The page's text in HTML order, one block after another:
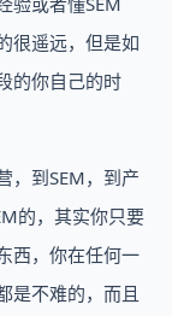
很遥远，但是如
的你自己的时
，到SEM，到产
的，其实你只要
西，你在任何一
是不难的，而且